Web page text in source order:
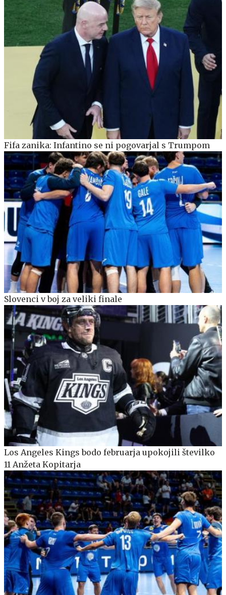
Fifa zanika: Infantino se ni pogovarjal s Trumpom
Slovenci v boj za veliki finale
Los Angeles Kings bodo februarja upokojili številko
11 Anžeta Kopitarja